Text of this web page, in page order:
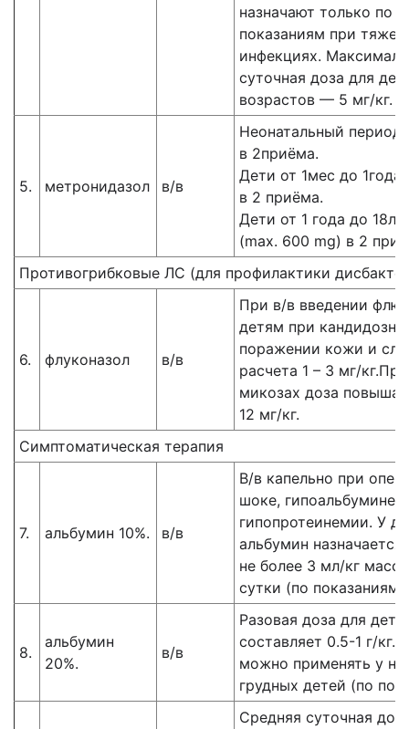
назначают только по
показаниям при
инфекциях.
суточная доза для
возрастов — 5 мг/кг.
5. метронидазол в/в
Неонатальный
в 2приёма.
Дети от 1мес до 1года
в 2 приёма.
Дети от 1 года до
(max. 600 mg) в 2
Противогрибковые ЛС (для профилактики
6. флуконазол в/в
При в/в введении
детям при
поражении кожи и
расчета 1 – 3 мг/
микозах доза
12 мг/кг.
Симптоматическая терапия
7. альбумин 10%. в/в
В/в капельно при
шоке,
гипопротеинемии. У
альбумин назначается
не более 3 мл/кг
сутки (по показаниям)
8.
альбумин
20%.
в/в
Разовая доза для
составляет 0.5-1 г/кг.
можно применять у
грудных детей (по
Средняя суточная